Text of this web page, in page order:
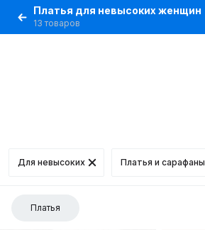
Платья для невысоких женщин
13 товаров
Для невысоких Платья и сарафаны
Платья